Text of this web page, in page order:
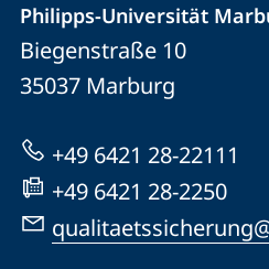
und
Informationen
Website
der
Universität
Marburg
Philipps-Universität
Biegenstraße 10
35037 Marburg
+49 6421 28-22111
+49 6421 28-2250